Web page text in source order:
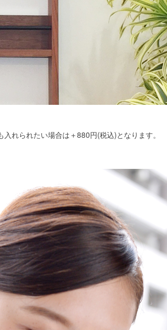
れられたい場合は＋880円(税込)となります。